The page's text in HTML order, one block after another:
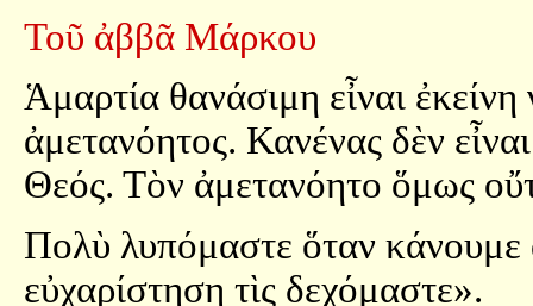
Τοῦ ἀββᾶ Μάρκου
Ἁμαρτία θανάσιμη εἶναι
ἀμετανόητος. Κανένας δὲν
Θεός. Τὸν ἀμετανόητο ὅμως
Πολὺ λυπόμαστε ὅταν κάνουμε
εὐχαρίστηση τὶς δεχόμαστε».